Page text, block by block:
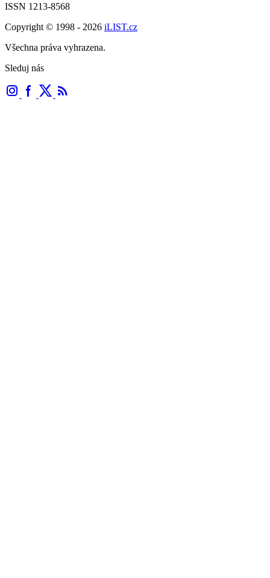
ISSN 1213-8568
Copyright © 1998 - 2026 iLIST.cz
Všechna práva vyhrazena.
Sleduj nás